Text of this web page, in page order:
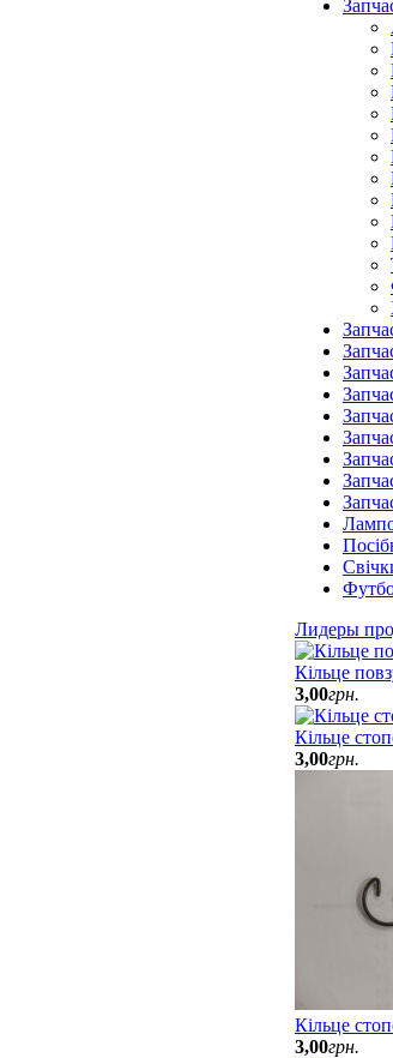
Лидеры
Кільце
3,00грн.
Кільце
3,00грн.
Кільце
3,00грн.